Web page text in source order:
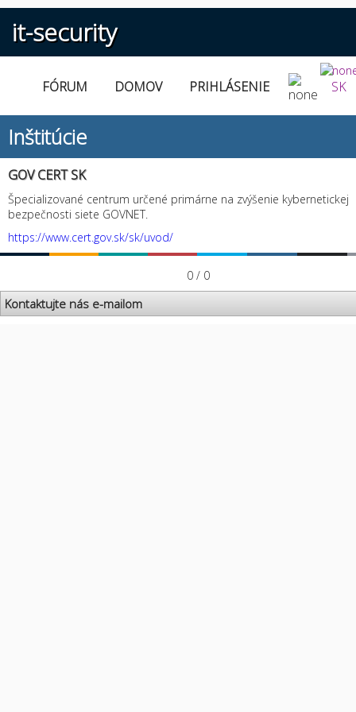
it-security
FÓRUM DOMOV PRIHLÁSENIE SK
Inštitúcie
GOV CERT SK
Špecializované centrum určené primárne na zvýšenie kybernetickej
bezpečnosti siete GOVNET.
https://www.cert.gov.sk/sk/uvod/
0 / 0
Kontaktujte nás e-mailom